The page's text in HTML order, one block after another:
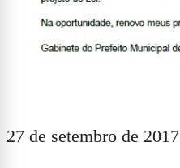
27 de setembro de 2017